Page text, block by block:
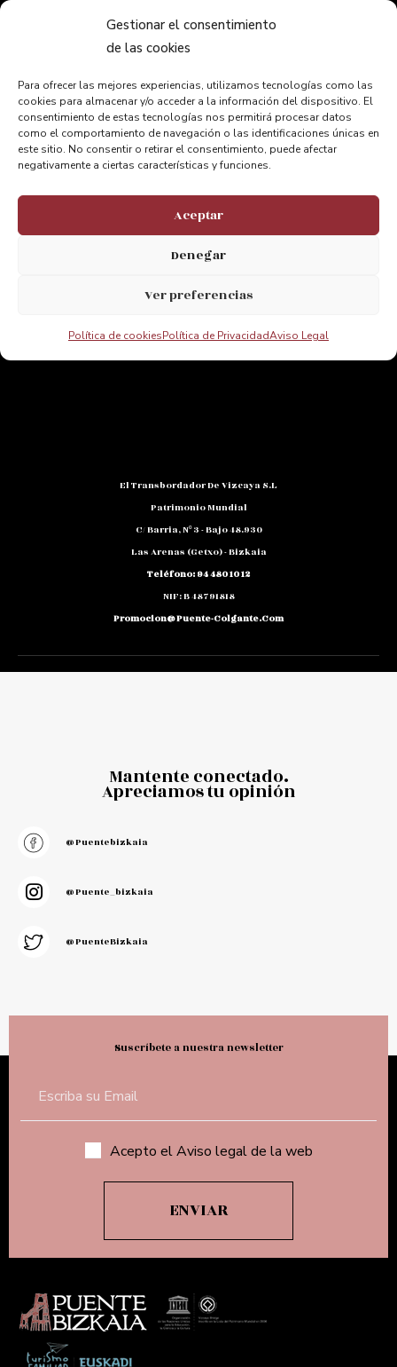
Gestionar el consentimiento
de las cookies
Para ofrecer las mejores experiencias, utilizamos tecnologías como las
cookies para almacenar y/o acceder a la información del dispositivo. El
consentimiento de estas tecnologías nos permitirá procesar datos
como el comportamiento de navegación o las identificaciones únicas en
este sitio. No consentir o retirar el consentimiento, puede afectar
negativamente a ciertas características y funciones.
Aceptar
Denegar
Ver preferencias
Política de cookiesPolítica de PrivacidadAviso Legal
Itinerario
Aventura
Accesibilidad
INFORMACIÓN
Preguntas Frecuentes
Contacto
Enlaces de Interés
El Transbordador De Vizcaya S.L
Patrimonio Mundial
C/ Barria, Nº 3 - Bajo 48.930
Las Arenas (Getxo) - Bizkaia
Teléfono: 94 480 10 12
NIF: B 48791818
Promocion@puente-Colgante.com
Mantente conectado.
Apreciamos tu opinión
@puentebizkaia
@puente_bizkaia
@PuenteBizkaia
Suscríbete a nuestra newsletter
Acepto el Aviso legal de la web